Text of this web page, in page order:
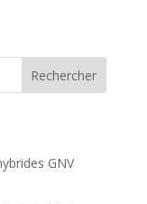
Rechercher
GNV